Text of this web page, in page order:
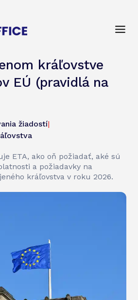
kráľovstve
EÚ (pravidlá na
žiadostí|
ETA, ako oň požiadať, aké sú
a požiadavky na
kráľovstva v roku 2026.